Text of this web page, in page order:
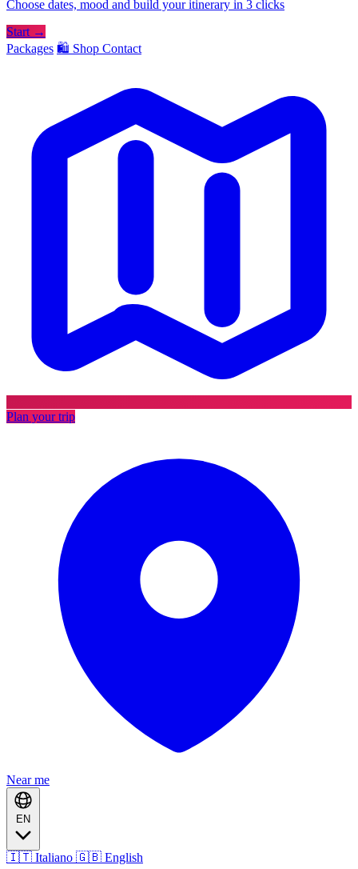
Choose dates, mood and build your itinerary in 3 clicks
Start →
Packages 🛍️ Shop Contact
Plan your trip
Near me
EN
🇮🇹 Italiano 🇬🇧 English